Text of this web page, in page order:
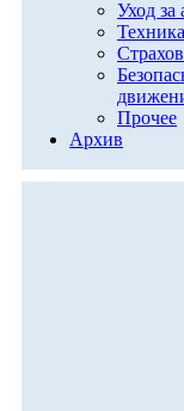
Уход за
Прочее
Архив